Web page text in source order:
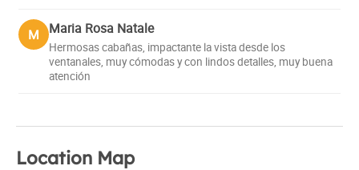
M Maria Rosa Natale
Hermosas cabañas, impactante la vista desde los
ventanales, muy cómodas y con lindos detalles, muy buena
atención
Location Map